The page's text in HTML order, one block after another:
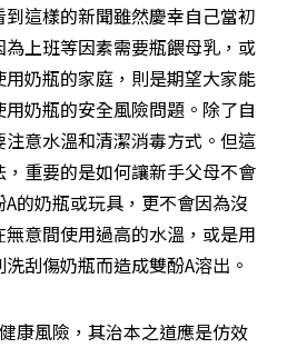
這樣的新聞雖然慶幸自己當初
上班等因素需要瓶餵母乳，或
奶瓶的家庭，則是期望大家能
奶瓶的安全風險問題。除了自
意水溫和清潔消毒方式。但這
重要的是如何讓新手父母不會
的奶瓶或玩具，更不會因為沒
意間使用過高的水溫，或是用
刮傷奶瓶而造成雙酚A溶出。
康風險，其治本之道應是仿效